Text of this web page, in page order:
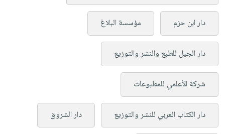
دار ابن حزم مؤسسة البلاغ
دار الجيل للطبع والنشر والتوزيع
شركة الأعلمي للمطبوعات
دار الكتاب العربي للنشر والتوزيع دار الشروق